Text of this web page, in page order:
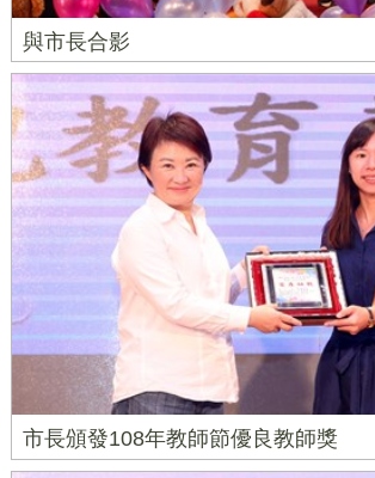
與市長合影
市長頒發108年教師節優良教師獎